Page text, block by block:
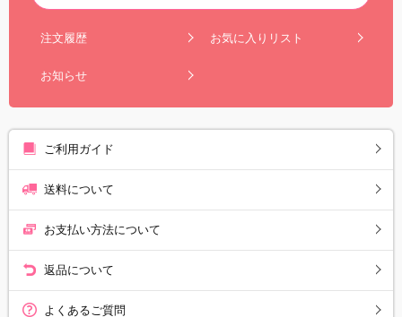
注文履歴 お気に入りリスト
お知らせ
ご利用ガイド
送料について
お支払い方法について
返品について
よくあるご質問